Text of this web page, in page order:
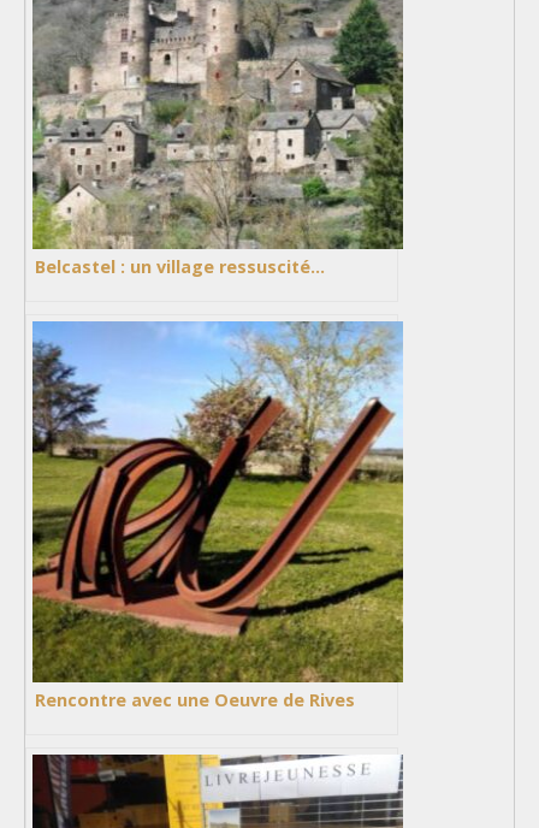
Belcastel : un village ressuscité…
Rencontre avec une Oeuvre de Rives